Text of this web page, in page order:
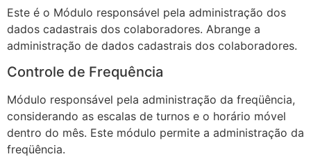
Este é o Módulo responsável pela administração dos
dados cadastrais dos colaboradores. Abrange a
administração de dados cadastrais dos colaboradores.
Controle de Frequência
Módulo responsável pela administração da freqüência,
considerando as escalas de turnos e o horário móvel
dentro do mês. Este módulo permite a administração da
freqüência.